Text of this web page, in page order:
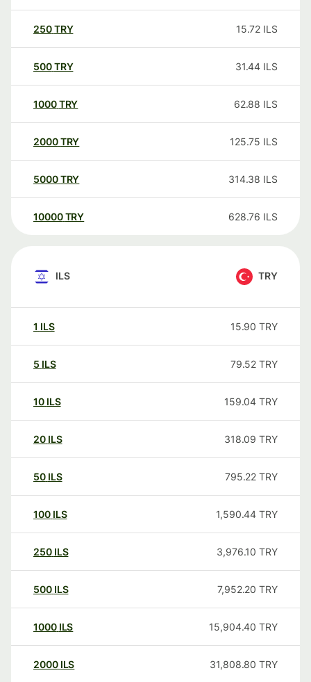
250TRY 15.72 ILS
500TRY 31.44 ILS
1000TRY 62.88 ILS
2000TRY 125.75 ILS
5000TRY 314.38 ILS
10000 TRY 628.76 ILS
ILS TRY
1 ILS 15.90 TRY
5 ILS 79.52 TRY
10 ILS 159.04 TRY
20 ILS 318.09 TRY
50 ILS 795.22 TRY
100 ILS 1,590.44 TRY
250 ILS 3,976.10 TRY
500 ILS 7,952.20 TRY
1000 ILS 15,904.40 TRY
2000 ILS 31,808.80 TRY